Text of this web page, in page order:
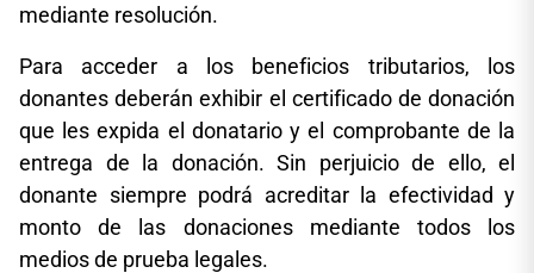
mediante resolución.
Para acceder a los beneficios tributarios, los
donantes deberán exhibir el certificado de donación
que les expida el donatario y el comprobante de la
entrega de la donación. Sin perjuicio de ello, el
donante siempre podrá acreditar la efectividad y
monto de las donaciones mediante todos los
medios de prueba legales.